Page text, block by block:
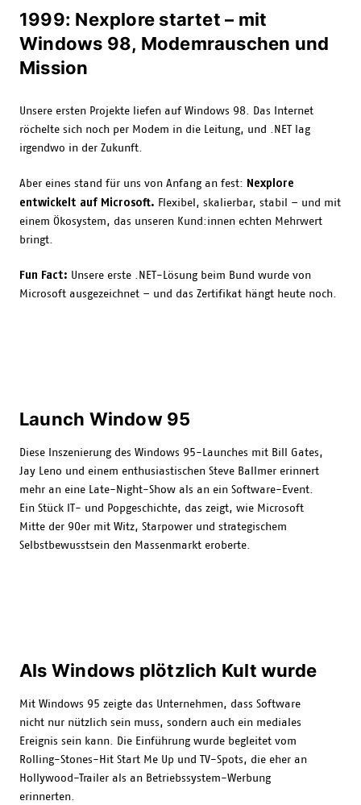
1999: Nexplore startet – mit
Windows 98, Modemrauschen und
Mission
Unsere ersten Projekte liefen auf Windows 98. Das Internet
röchelte sich noch per Modem in die Leitung, und .NET lag
irgendwo in der Zukunft.
Aber eines stand für uns von Anfang an fest: Nexplore
entwickelt auf Microsoft. Flexibel, skalierbar, stabil – und mit
einem Ökosystem, das unseren Kund:innen echten Mehrwert
bringt.
Fun Fact: Unsere erste .NET-Lösung beim Bund wurde von
Microsoft ausgezeichnet – und das Zertifikat hängt heute noch.
Launch Window 95
Diese Inszenierung des Windows 95-Launches mit Bill Gates,
Jay Leno und einem enthusiastischen Steve Ballmer erinnert
mehr an eine Late-Night-Show als an ein Software-Event.
Ein Stück IT- und Popgeschichte, das zeigt, wie Microsoft
Mitte der 90er mit Witz, Starpower und strategischem
Selbstbewusstsein den Massenmarkt eroberte.
Als Windows plötzlich Kult wurde
Mit Windows 95 zeigte das Unternehmen, dass Software
nicht nur nützlich sein muss, sondern auch ein mediales
Ereignis sein kann. Die Einführung wurde begleitet vom
Rolling-Stones-Hit Start Me Up und TV-Spots, die eher an
Hollywood-Trailer als an Betriebssystem-Werbung
erinnerten.